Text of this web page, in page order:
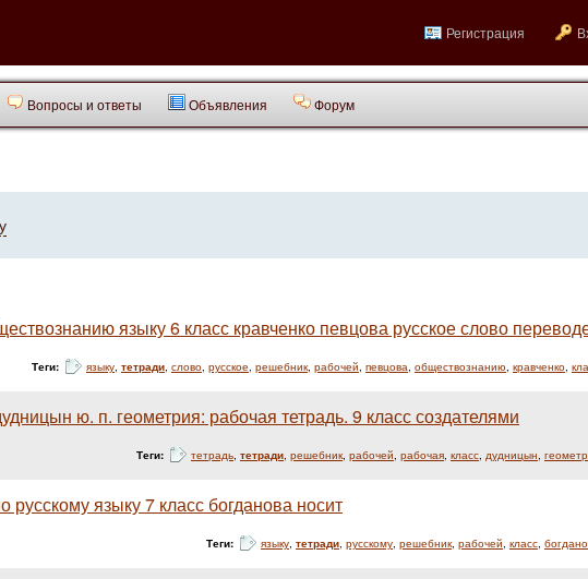
Регистрация
Вопросы и ответы Объявления Форум
языку 6 класс кравченко певцова русское слово
Теги: языку, тетради, слово, русское, решебник, рабочей, певцова, обществознанию, кравченко,
ю. п. геометрия: рабочая тетрадь. 9 класс создателями
Теги: тетрадь, тетради, решебник, рабочей, рабочая, класс, дудницын,
языку 7 класс богданова носит
Теги: языку, тетради, русскому, решебник, рабочей, класс,